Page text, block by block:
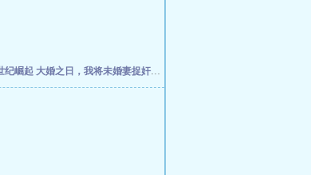
纪崛起 大婚之日，我将未婚妻捉奸在床